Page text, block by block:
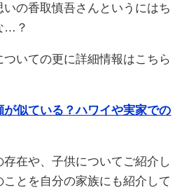
の香取慎吾さんというにはち
…？
いての更に詳細情報はこちら
似ている？ハワイや実家での
在や、子供についてご紹介し
とを自分の家族にも紹介して